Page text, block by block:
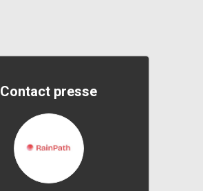
Contact presse